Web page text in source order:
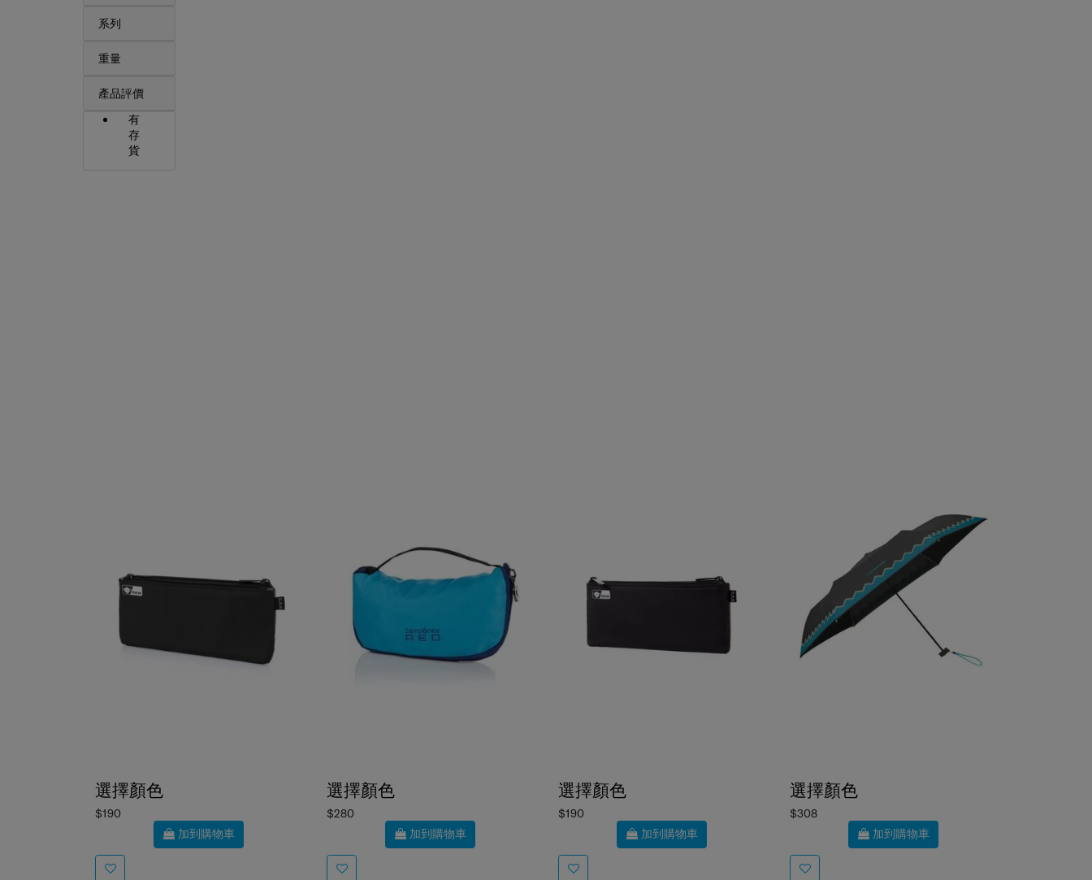
系列
重量
產品評價
有
存
貨
選擇顏色
$190
加到購物車
選擇顏色
$280
加到購物車
選擇顏色
$190
加到購物車
選擇顏色
$308
加到購物車